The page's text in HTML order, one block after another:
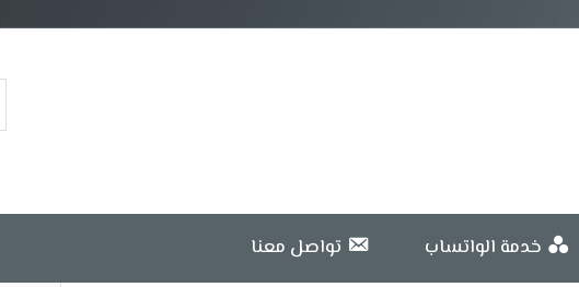
خدمة الواتساب تواصل معنا